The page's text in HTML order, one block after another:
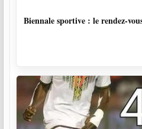
Biennale sportive : le rendez-